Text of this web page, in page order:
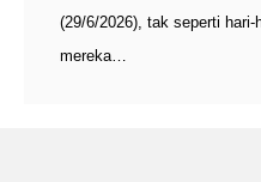
(29/6/2026), tak seperti hari-
mereka…